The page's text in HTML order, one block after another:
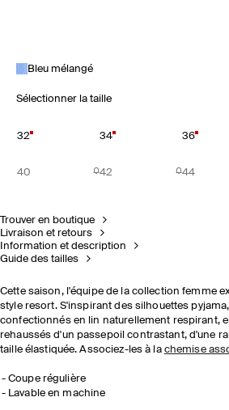
Bleu mélangé
Sélectionner la taille
32 34 36
40 42 44
Trouver en boutique
Livraison et retours
Information et description
Guide des tailles
Cette saison, l'équipe de la collection femme
style resort. S'inspirant des silhouettes
confectionnés en lin naturellement respirant,
rehaussés d'un passepoil contrastant, d'une
taille élastiquée. Associez-les à la chemise
Coupe régulière
Lavable en machine